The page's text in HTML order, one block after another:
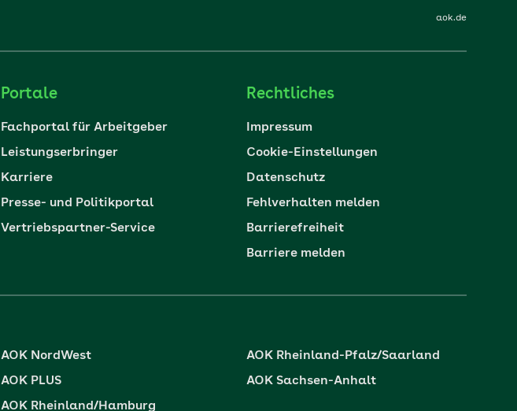
aok.de
Portale
Fachportal für Arbeitgeber
Leistungserbringer
Karriere
Presse- und Politikportal
Vertriebspartner-Service
Rechtliches
Impressum
Cookie-Einstellungen
Datenschutz
Fehlverhalten melden
Barrierefreiheit
Barriere melden
AOK NordWest
AOK PLUS
AOK Rheinland/Hamburg
AOK Rheinland-Pfalz/Saarland
AOK Sachsen-Anhalt